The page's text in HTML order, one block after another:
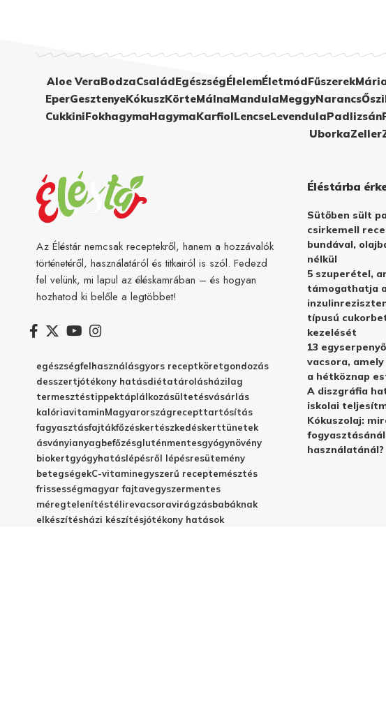
Aloe VeraBodzaCsaládEgészségÉlelemÉletmódFűszerek
EperGesztenyeKókuszKörteMálnaMandulaMeggyNarancs
CukkiniFokhagymaHagymaKarfiolLencseLevendulaPadlizsán
UborkaZeller
Az Éléstár nemcsak receptekről, hanem a hozzávalók
történetéről, használatáról és titkairól is szól. Fedezd
fel velünk, mi lapul az éléskamrában – és hogyan
hozhatod ki belőle a legtöbbet!
egészségfelhasználásgyors receptköretgondozás
desszertjótékony hatásdiétatárolásházilag
termesztéstippektáplálkozásültetésvásárlás
kalóriavitaminMagyarországrecepttartósítás
fagyasztásfajtákfőzéskertészkedéskerttünetek
ásványianyagbefőzésgluténmentesgyógynövény
biokertgyógyhatáslépésről lépésresütemény
betegségekC-vitaminegyszerű receptemésztés
frissességmagyar fajtavegyszermentes
méregtelenítéstélirevacsoravirágzásbabáknak
elkészítésházi készítésjótékony hatások
Éléstárba
Sütőben sült
csirkemell
bundával,
nélkül
5 szuperétel,
támogathatja
típusú
kezelését
13
vacsora,
a hétköznap
A diszgráfia
iskolai
Kókuszolaj:
használatánál?